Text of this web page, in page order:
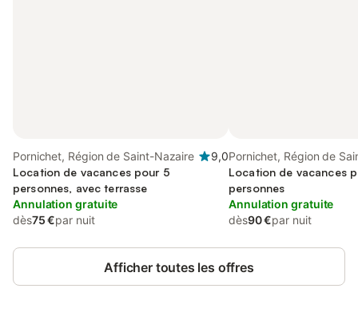
Pornichet, Région de Saint-Nazaire
9,0
Location de vacances pour 5
personnes, avec terrasse
Annulation gratuite
dès75 €par nuit
Pornichet, Région de
Location de vacances
personnes
Annulation gratuite
dès90 €par nuit
Afficher toutes les offres